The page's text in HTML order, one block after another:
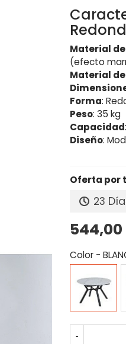
Material
(efecto
Material
Forma:
Peso: 35 kg
Capacidad
Diseño:
Oferta por
23
Color -
-